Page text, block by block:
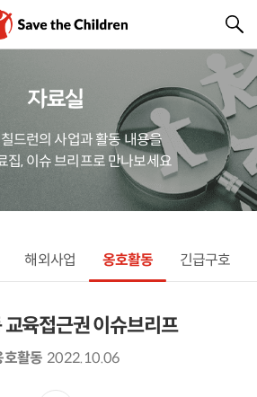
자료실
드런의 사업과 활동 내용을
집, 이슈 브리프로 만나보세요
해외사업 옹호활동 긴급구호
교육접근권 이슈브리프
호활동 2022.10.06